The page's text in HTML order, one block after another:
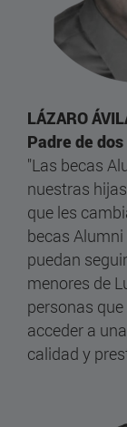
LÁZARO
Padre de
"Las becas
nuestras
que les
becas
puedan
menores de
personas
acceder a
calidad y